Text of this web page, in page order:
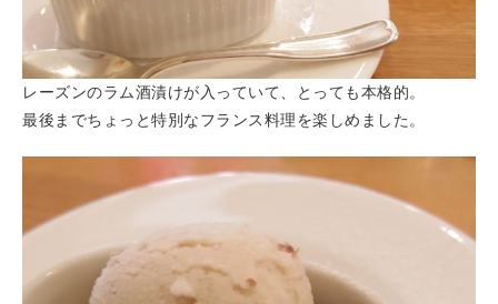
レーズンのラム酒漬けが入っていて、とっても本格的。
最後までちょっと特別なフランス料理を楽しめました。